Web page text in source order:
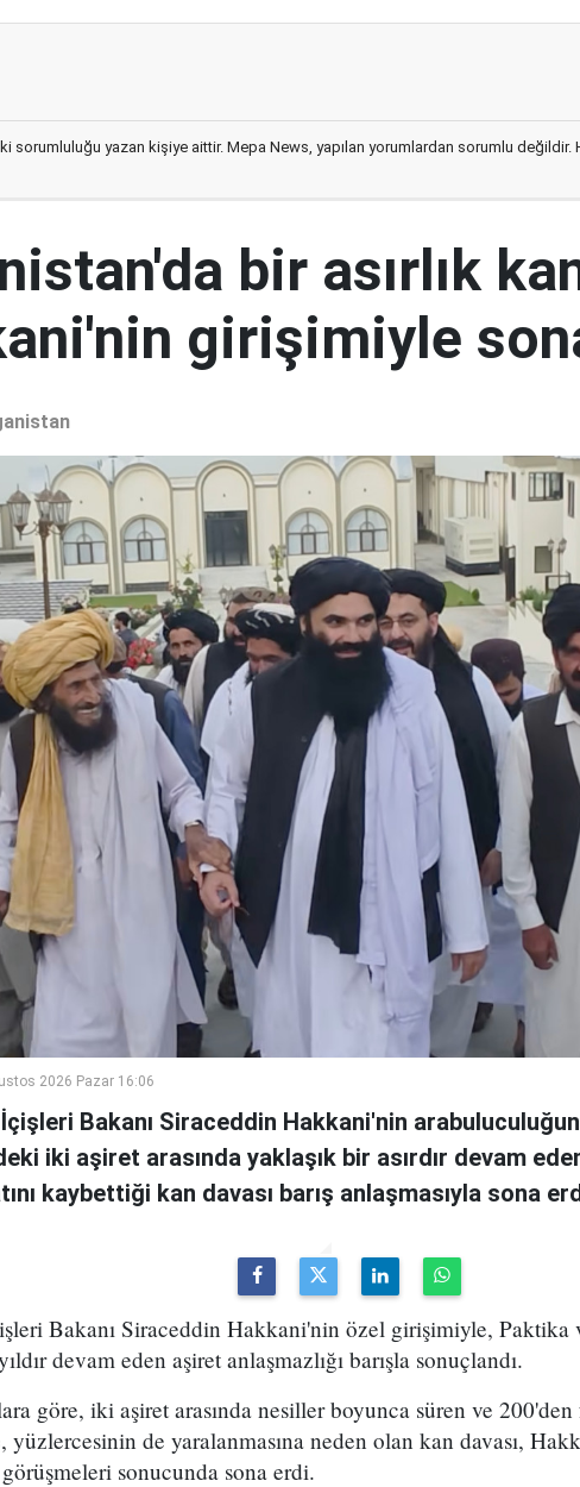
sorumluluğu yazan kişiye aittir. Mepa News, yapılan yorumlardan sorumlu değildir.
bir asırlık
girişimiyle
2026 Pazar 16:06
Bakanı Siraceddin Hakkani'nin
iki aşiret arasında yaklaşık bir asırdır devam
kaybettiği kan davası barış anlaşmasıyla sona
Bakanı Siraceddin Hakkani'nin özel girişimiyle, Paktika
devam eden aşiret anlaşmazlığı barışla sonuçlandı.
göre, iki aşiret arasında nesiller boyunca süren ve 200'den
yüzlercesinin de yaralanmasına neden olan kan davası,
sonucunda sona erdi.